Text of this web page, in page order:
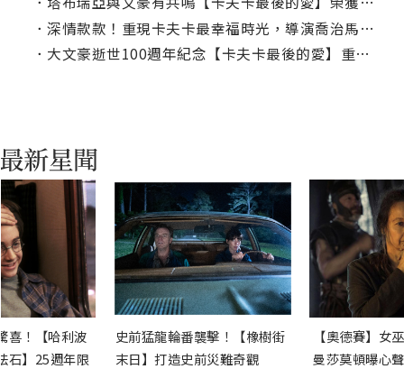
． 深情款款！重現卡夫卡最幸福時光，導演喬治馬斯訪談
． 大文豪逝世100週年紀念【卡夫卡最後的愛】重現偉大作家豐富愛情
喜！【哈利波
石】25週年限
史前猛龍輪番襲擊！【橡樹街
末日】打造史前災難奇觀
【奧德賽】女
曼莎莫頓曝心